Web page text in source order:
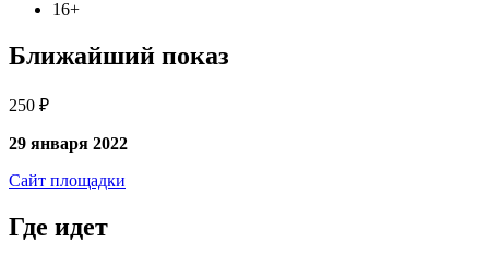
16+
Ближайший показ
250 ₽
29 января 2022
Сайт площадки
Где идет